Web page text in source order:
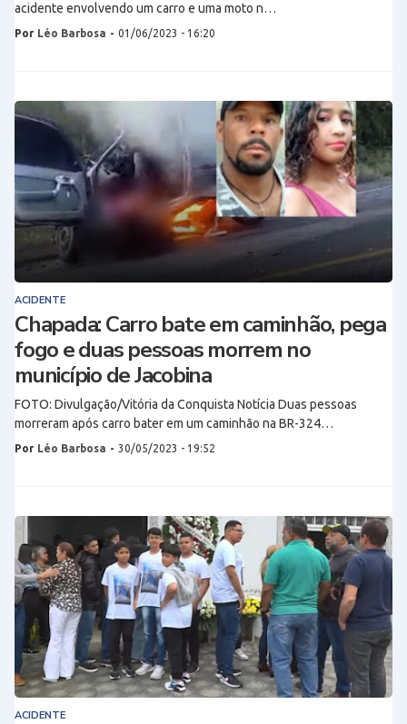
acidente envolvendo um carro e uma moto n…
Por Léo Barbosa - 01/06/2023 - 16:20
ACIDENTE
Chapada: Carro bate em caminhão, pega
fogo e duas pessoas morrem no
município de Jacobina
FOTO: Divulgação/Vitória da Conquista Notícia Duas pessoas
morreram após carro bater em um caminhão na BR-324…
Por Léo Barbosa - 30/05/2023 - 19:52
ACIDENTE